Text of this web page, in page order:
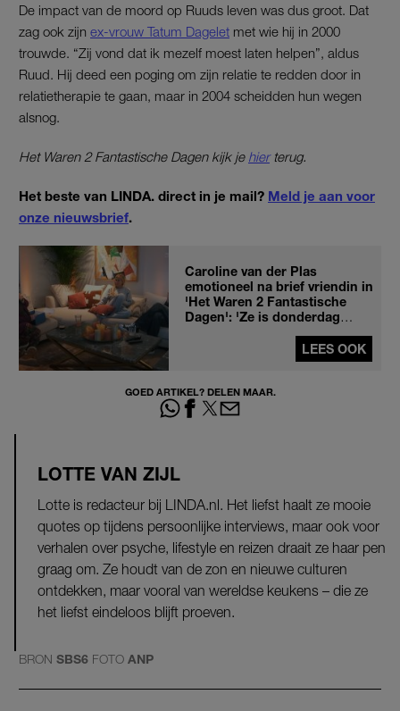
De impact van de moord op Ruuds leven was dus groot. Dat
zag ook zijn ex-vrouw Tatum Dagelet met wie hij in 2000
trouwde. “Zij vond dat ik mezelf moest laten helpen”, aldus
Ruud. Hij deed een poging om zijn relatie te redden door in
relatietherapie te gaan, maar in 2004 scheidden hun wegen
alsnog.
Het Waren 2 Fantastische Dagen kijk je hierterug.
Het beste van LINDA. direct in je mail? Meld je aan voor
onze nieuwsbrief.
Caroline van der Plas
emotioneel na brief vriendin in
'Het Waren 2 Fantastische
Dagen': 'Ze is donderdag
LEES OOK
GOED ARTIKEL? DELEN MAAR.
LOTTE VAN ZIJL
Lotte is redacteur bij LINDA.nl. Het liefst haalt ze mooie
quotes op tijdens persoonlijke interviews, maar ook voor
verhalen over psyche, lifestyle en reizen draait ze haar pen
graag om. Ze houdt van de zon en nieuwe culturen
ontdekken, maar vooral van wereldse keukens – die ze
het liefst eindeloos blijft proeven.
BRON SBS6 FOTO ANP